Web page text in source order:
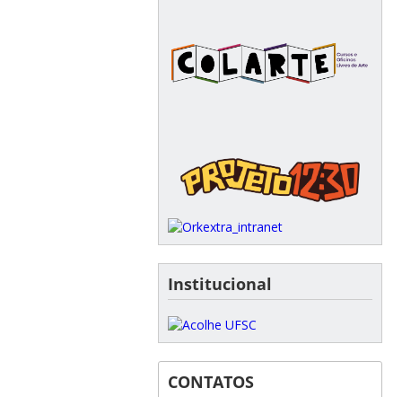
Institucional
CONTATOS